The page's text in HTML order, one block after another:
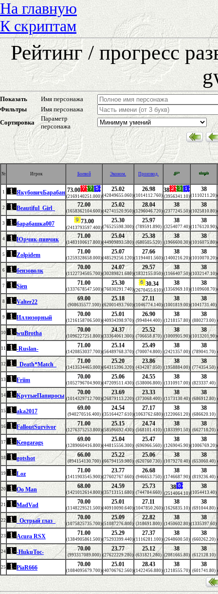
На главную
К скриптам
Рейтинг / прогресс
Показать
Имя персонажа
Фильтры
Имя персонажа
Сортировка
Параметр
персонажа
№ Игрок Боевой Эконом. Производ.
1 ЯкубовичБарабан 73.00
(2169140251.000)
25.02
(42849655.060)
26.98
(1014112.760)
38
(3956341.10)
38
(1110211.20)
2 Beautiful_Girl_ 72.00
(1658362104.600)
25.02
(42741520.950)
28.04
(1296046.720)
38
(2377245.50)
38
(1025810.80)
3 барабашка007 73.00
(2413793597.400)
25.30
(76525598.300)
25.97
(789591.890)
38
(3254077.40)
38
(1176120.90)
4 Юрчик-пивчик 71.00
(1483100617.800)
25.04
(44909893.580)
25.38
(680505.520)
38
(1966600.30)
38
(1016075.80)
5 Zolpidem 71.00
(1259328658.000)
25.07
(48529256.120)
27.66
(1194401.560)
38
(1400216.20)
38
(1010070.20)
6 бензоволк 70.00
(1122734505.700)
24.07
(30289821.680)
29.57
(1832155.050)
38
(1166407.50)
38
(1032147.10)
7 Sien 71.00
(1337678547.500)
25.30
(76030291.740)
30.34
(2670455.610)
38
(1356969.10)
38
(1109608.70)
8 Valter22 69.00
(908635577.100)
25.18
(62001493.760)
27.11
(1046774.140)
38
(1001819.00)
38
(1041731.40)
9 Иллюзорный 70.00
(1216158706.500)
25.01
(40934398.970)
26.90
(994844.400)
38
(1218157.80)
38
(880273.00)
10 wuBrotha 70.00
(1096227251.800)
24.37
(33364061.300)
25.52
(706658.870)
38
(1000905.90)
38
(1013201.90)
11 -Ruslan- 71.00
(1420853037.700)
25.14
(56489768.370)
25.49
(700074.800)
38
(2421357.00)
38
(789041.70)
12 _Death*Match_ 71.00
(1413534465.000)
25.20
(64315396.320)
23.86
(434287.050)
38
(1958884.00)
38
(774354.50)
13 Friim 70.00
(1052796704.900)
25.06
(47209511.430)
24.55
(538006.800)
38
(1310917.00)
38
(823337.40)
14 КрутыеПапиросы 70.00
(1014329712.700)
23.69
(26879113.220)
23.33
(373068.400)
38
(1173130.40)
38
(686912.80)
15 aka2017 69.00
(940270516.400)
24.54
(35164427.610)
27.17
(1063762.680)
38
(1220661.20)
38
(686620.10)
16 FalloutSurvivor 71.00
(1276375253.800)
25.15
(58596692.430)
24.74
(568101.410)
38
(1833991.50)
38
(662718.20)
17 Kengarags 69.00
(1289060416.800)
25.04
(44815556.300)
25.47
(696966.560)
38
(1269045.90)
38
(1006769.20)
18 gotshot 66.00
(894154130.700)
25.22
(66794159.980)
25.06
(620760.730)
38
(1079270.40)
38
(653060.40)
19 Loz 71.00
(1411903545.900)
23.77
(27602767.660)
26.68
(946653.750)
38
(1746687.90)
38
(819236.40)
20 Oo Man 68.00
(1421012614.800)
24.59
(35713151.680)
25.73
(744784.660)
38
(2514064.10)
38
(1054413.40)
21 MadVad 70.00
(1148229521.500)
25.01
(40910090.640)
27.11
(1047850.260)
38
(1626835.10)
38
(691044.80)
22 _Острый глаз_ 70.00
(1075825735.700)
25.09
(51087276.800)
22.82
(318691.800)
38
(1450602.80)
38
(1335397.60)
23 Acura RSX 71.00
(1384905861.500)
25.29
(75293399.440)
27.37
(1116281.100)
38
(2648600.50)
38
(660262.20)
24 -HukuToc- 70.00
(993317089.000)
23.77
(27622229.280)
25.12
(631821.280)
38
(2081665.80)
38
(612128.10)
25 PiaR666 70.00
(1084095679.700)
25.01
(40706762.560)
28.43
(1422456.880)
38
(1218555.70)
38
(601741.80)